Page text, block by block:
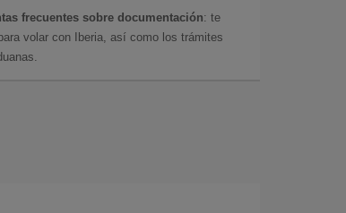
frecuentes sobre documentación: te
volar con Iberia, así como los trámites